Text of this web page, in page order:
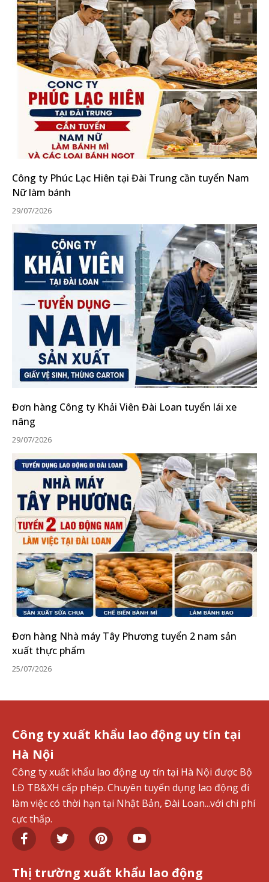
Công ty Phúc Lạc Hiên tại Đài Trung cần tuyển Nam
Nữ làm bánh
29/07/2026
Đơn hàng Công ty Khải Viên Đài Loan tuyển lái xe
nâng
29/07/2026
Đơn hàng Nhà máy Tây Phương tuyển 2 nam sản
xuất thực phẩm
25/07/2026
Công ty xuất khẩu lao động uy tín tại
Hà Nội
Công ty xuất khẩu lao động uy tín tại Hà Nội được Bộ
LĐ TB&XH cấp phép. Chuyên tuyển dụng lao động đi
làm việc có thời hạn tại Nhật Bản, Đài Loan...với chi phí
cực thấp.
Thị trường xuất khẩu lao động